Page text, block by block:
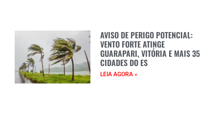
AVISO DE PERIGO POTENCIAL:
VENTO FORTE ATINGE
GUARAPARI, VITÓRIA E MAIS 35
CIDADES DO ES
LEIA AGORA »